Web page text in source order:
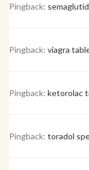
Pingback:
Pingback: viagra
Pingback: ketorolac
Pingback: toradol